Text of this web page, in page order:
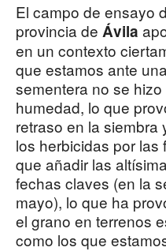
El campo de ensayo
provincia de Ávila
en un contexto
que estamos ante
sementera no se
humedad, lo que
retraso en la siembra
los herbicidas por las
que añadir las
fechas claves (en la
mayo), lo que ha
el grano en terrenos
como los que